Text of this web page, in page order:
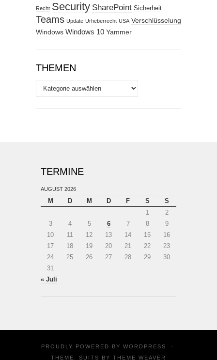
Recht Security SharePoint Sicherheit
Teams Update Urheberrecht USA Verschlüsselung
Windows Windows 10 Yammer
THEMEN
Themen
TERMINE
AUGUST 2026
M D M D F S
S
1
2
3
4 5 6 7 8
9
10
11 12 13 14 15
16
17
18 19 20 21 22
23
24
25 26 27 28 29
30
31
« Juli
PROUDLY POWERED BY WORDPRESS
·
THEME: SUITS BY THEME WEAVER